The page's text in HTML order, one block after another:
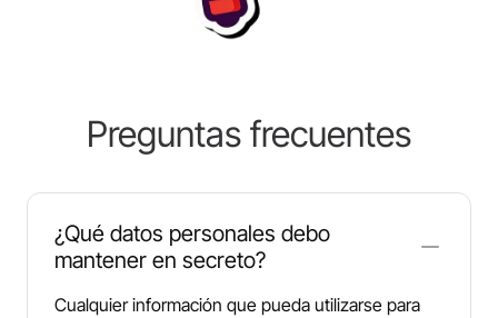
Preguntas frecuentes
¿Qué datos personales debo
mantener en secreto?
Cualquier información que pueda utilizarse para